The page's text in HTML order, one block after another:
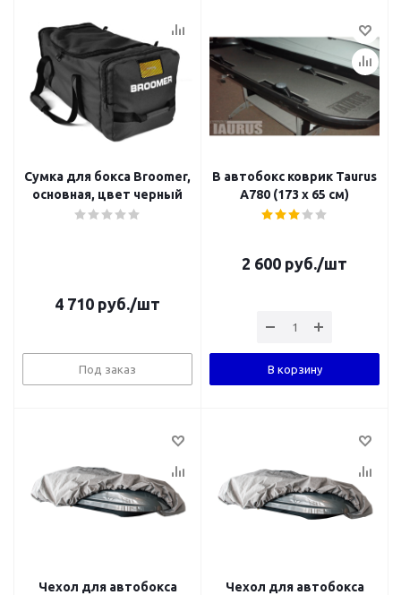
Сумка для бокса Broomer,
основная, цвет черный
4 710 руб./шт
Под заказ
B автобокс коврик Taurus
А780 (173 х 65 см)
2 600 руб./шт
В корзину
Чехол для автобокса
Чехол для автобокса